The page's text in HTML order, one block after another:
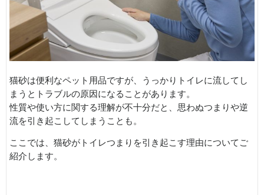
猫砂は便利なペット用品ですが、うっかりトイレに流してし
まうとトラブルの原因になることがあります。
性質や使い方に関する理解が不十分だと、思わぬつまりや逆
流を引き起こしてしまうことも。
ここでは、猫砂がトイレつまりを引き起こす理由についてご
紹介します。